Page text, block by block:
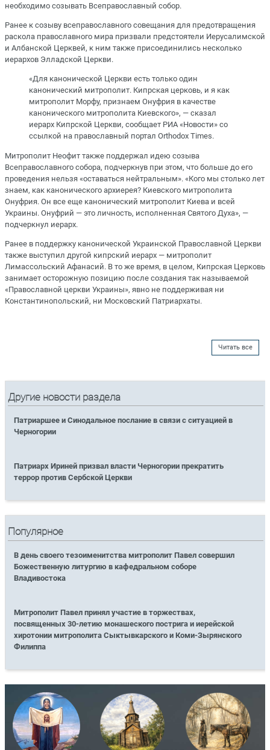
необходимо созывать Всеправославный собор.
Ранее к созыву всеправославного совещания для предотвращения
раскола православного мира призвали предстоятели Иерусалимской
и Албанской Церквей, к ним также присоединились несколько
иерархов Элладской Церкви.
«Для канонической Церкви есть только один
канонический митрополит. Кипрская церковь, и я как
митрополит Морфу, признаем Онуфрия в качестве
канонического митрополита Киевского», — сказал
иерарх Кипрской Церкви, сообщает РИА «Новости» со
ссылкой на православный портал Orthodox Times.
Митрополит Неофит также поддержал идею созыва
Всеправославного собора, подчеркнув при этом, что больше до его
проведения нельзя «оставаться нейтральным». «Кого мы столько лет
знаем, как канонического архиерея? Киевского митрополита
Онуфрия. Он все еще канонический митрополит Киева и всей
Украины. Онуфрий — это личность, исполненная Святого Духа», —
подчеркнул иерарх.
Ранее в поддержку канонической Украинской Православной Церкви
также выступил другой кипрский иерарх — митрополит
Лимассольский Афанасий. В то же время, в целом, Кипрская Церковь
занимает осторожную позицию после создания так называемой
«Православной церкви Украины», явно не поддерживая ни
Константинопольский, ни Московский Патриархаты.
Читать все
Другие новости раздела
Патриаршее и Синодальное послание в связи с ситуацией в
Черногории
Патриарх Ириней призвал власти Черногории прекратить
террор против Сербской Церкви
Популярное
В день своего тезоименитства митрополит Павел совершил
Божественную литургию в кафедральном соборе
Владивостока
Митрополит Павел принял участие в торжествах,
посвященных 30-летию монашеского пострига и иерейской
хиротонии митрополита Сыктывкарского и Коми-Зырянского
Филиппа